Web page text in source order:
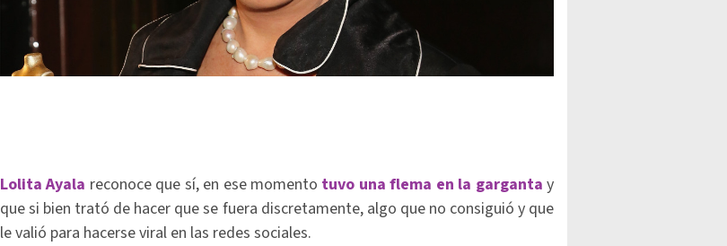
Lolita Ayala reconoce que sí, en ese momento tuvo una flema en la gargantay
que si bien trató de hacer que se fuera discretamente, algo que no consiguió y que
le valió para hacerse viral en las redes sociales.